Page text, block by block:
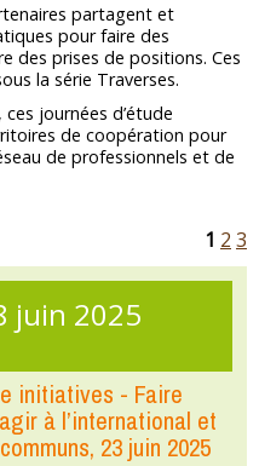
partagent et
pour faire des
des prises de positions. Ces
la série Traverses.
journées d’étude
de coopération pour
de professionnels et de
1 2 3
juin 2025
initiatives - Faire
à l’international et
23 juin 2025